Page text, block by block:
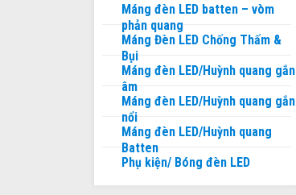
Máng đèn LED batten – vòm
phản quang
Máng Đèn LED Chống Thấm &
Bụi
Máng đèn LED/Huỳnh quang gắn
âm
Máng đèn LED/Huỳnh quang gắn
nổi
Máng đèn LED/Huỳnh quang
Batten
Phụ kiện/ Bóng đèn LED